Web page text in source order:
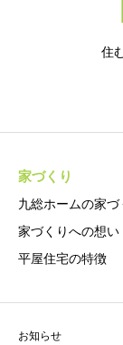
住
家づくり
九総ホームの家
家づくりへの想い
平屋住宅の特徴
お知らせ